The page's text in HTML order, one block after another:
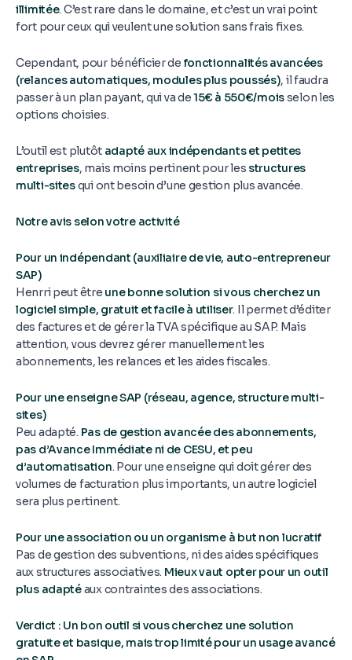
illimitée. C’est rare dans le domaine, et c’est un vrai point
fort pour ceux qui veulent une solution sans frais fixes.
Cependant, pour bénéficier de fonctionnalités avancées
(relances automatiques, modules plus poussés), il faudra
passer à un plan payant, qui va de15€ à 550€/moisselon les
options choisies.
L’outil est plutôt adapté aux indépendants et petites
entreprises, mais moins pertinent pour les structures
multi-sitesqui ont besoin d’une gestion plus avancée.
Notre avis selon votre activité
Pour un indépendant (auxiliaire de vie, auto-entrepreneur
SAP)
Henrri peut être une bonne solution si vous cherchez un
logiciel simple, gratuit et facile à utiliser. Il permet d’éditer
des factures et de gérer la TVA spécifique au SAP. Mais
attention, vous devrez gérer manuellement les
abonnements, les relances et les aides fiscales.
Pour une enseigne SAP (réseau, agence, structure multi-
sites)
Peu adapté. Pas de gestion avancée des abonnements,
pas d’Avance Immédiate ni de CESU, et peu
d’automatisation. Pour une enseigne qui doit gérer des
volumes de facturation plus importants, un autre logiciel
sera plus pertinent.
Pour une association ou un organisme à but non lucratif
Pas de gestion des subventions, ni des aides spécifiques
aux structures associatives. Mieux vaut opter pour un outil
plus adaptéaux contraintes des associations.
Verdict : Un bon outil si vous cherchez une solution
gratuite et basique, mais trop limité pour un usage avancé